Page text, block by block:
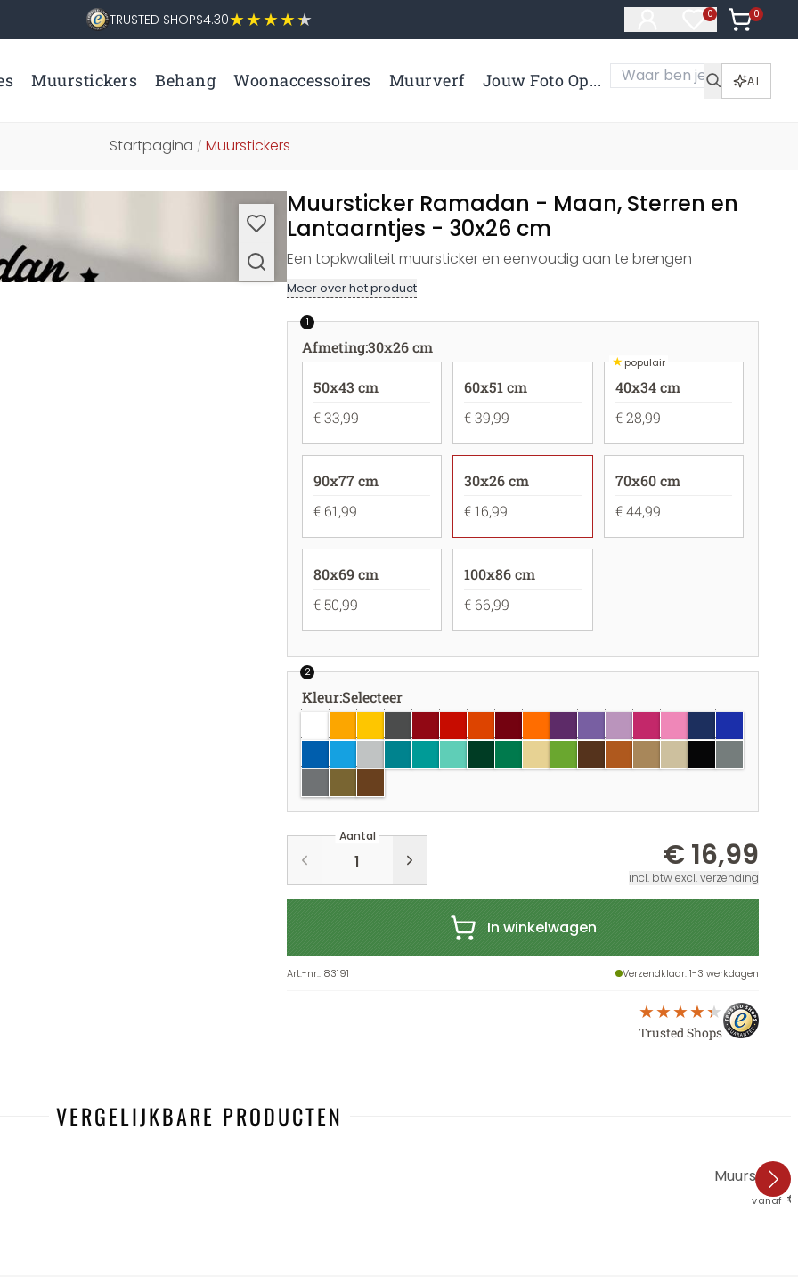
TRUSTED SHOPS4.30 0
Artikelen in
0
Artikelen
Muurstickers Behang Woonaccessoires Muurverf Jouw Foto Op... AI
Startpagina / Muurstickers
Muursticker Ramadan - Maan, Sterren en
Lantaarntjes - 30x26 cm
Een topkwaliteit muursticker en eenvoudig aan te brengen
Meer over het product
1
Afmeting:30x26 cm
50x43 cm
€ 33,99
60x51 cm
€ 39,99
★populair
40x34 cm
€ 28,99
90x77 cm
€ 61,99
30x26 cm
€ 16,99
70x60 cm
€ 44,99
80x69 cm
€ 50,99
100x86 cm
€ 66,99
2
Kleur:Selecteer
Aantal
€ 16,99
incl. btw excl. verzending
In winkelwagen
Art.-nr.: 83191 Verzendklaar: 1-3 werkdagen
Trusted Shops
VERGELIJKBARE PRODUCTEN
vanaf €